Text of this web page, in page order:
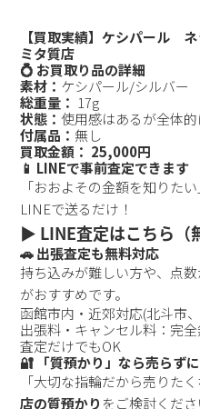
【買取実績】ケシパール
ミタ質店
💍 お買取り品の詳細
素材： ケシパール/シルバー
総重量： 17g
状態：使用感はあるが全体
付属品： 無し
買取金額： 25,000円
📱 LINEで事前査定できます
「おおよその金額を知りた
LINEで送るだけ！
▶︎ LINE査定はこちら（
🚗 出張査定も無料対応
持ち込みが難しい方や、点
がおすすめです。
函館市内・近郊対応(北斗市
出張料・キャンセル料：完
査定だけでもOK
🔐 「質預かり」なら売らず
「大切な指輪だから売りた
店の質預かり をご検討くださ